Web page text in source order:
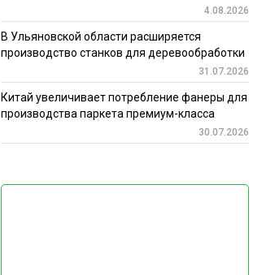
4.08.2026
В Ульяновской области расширяется
производство станков для деревообработки
31.07.2026
Китай увеличивает потребление фанеры для
производства паркета премиум-класса
30.07.2026